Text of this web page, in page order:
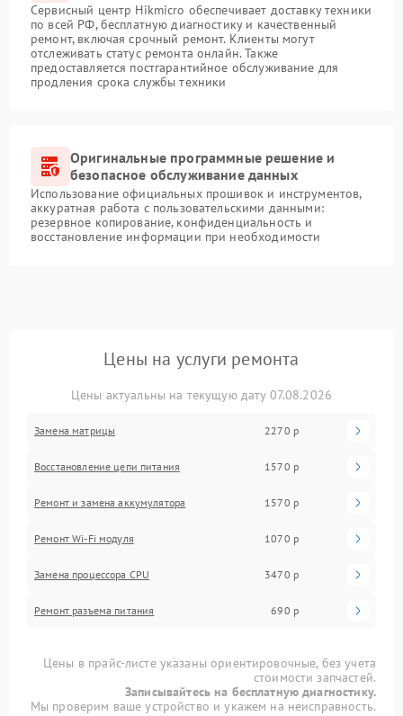
Сервисный центр Hikmicro обеспечивает доставку техники
по всей РФ, бесплатную диагностику и качественный
ремонт, включая срочный ремонт. Клиенты могут
отслеживать статус ремонта онлайн. Также
предоставляется постгарантийное обслуживание для
продления срока службы техники
Оригинальные программные решение и
безопасное обслуживание данных
Использование официальных прошивок и инструментов,
аккуратная работа с пользовательскими данными:
резервное копирование, конфиденциальность и
восстановление информации при необходимости
Цены на услуги ремонта
Цены актуальны на текущую дату 07.08.2026
Замена матрицы 2270 р
Восстановление цепи питания 1570 р
Ремонт и замена аккумулятора 1570 р
Ремонт Wi-Fi модуля 1070 р
Замена процессора CPU 3470 р
Ремонт разъема питания 690 р
Цены в прайс-листе указаны ориентировочные, без учета
стоимости запчастей.
Записывайтесь на бесплатную диагностику.
Мы проверим ваше устройство и укажем на неисправность.